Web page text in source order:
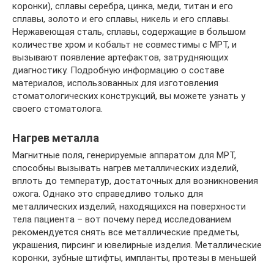
коронки), сплавы серебра, цинка, меди, титан и его
сплавы, золото и его сплавы, никель и его сплавы.
Нержавеющая сталь, сплавы, содержащие в большом
количестве хром и кобальт не совместимы с МРТ, и
вызывают появление артефактов, затрудняющих
диагностику. Подробную информацию о составе
материалов, использованных для изготовления
стоматологических конструкций, вы можете узнать у
своего стоматолога.
Нагрев металла
Магнитные поля, генерируемые аппаратом для МРТ,
способны вызывать нагрев металлических изделий,
вплоть до температур, достаточных для возникновения
ожога. Однако это справедливо только для
металлических изделий, находящихся на поверхности
тела пациента – вот почему перед исследованием
рекомендуется снять все металлические предметы,
украшения, пирсинг и ювелирные изделия. Металлические
коронки, зубные штифты, импланты, протезы в меньшей